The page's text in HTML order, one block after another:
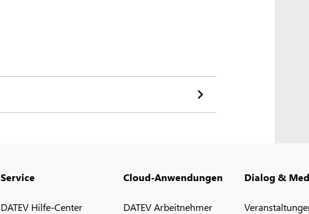
Service
DATEV Hilfe-Center
Cloud-Anwendungen
DATEV Arbeitnehmer
Dialog &